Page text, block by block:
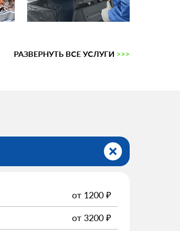
РАЗВЕРНУТЬ ВСЕ УСЛУГИ >>>
от 1200 ₽
от 3200 ₽